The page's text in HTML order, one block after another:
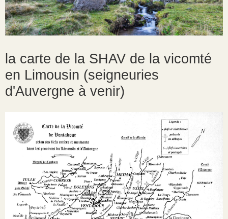
la carte de la SHAV de la vicomté
en Limousin (seigneuries
d'Auvergne à venir)